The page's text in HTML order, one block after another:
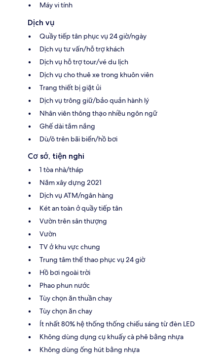
Máy vi tính
Dịch vụ
Quầy tiếp tân phục vụ 24 giờ/ngày
Dịch vụ tư vấn/hỗ trợ khách
Dịch vụ hỗ trợ tour/vé du lịch
Dịch vụ cho thuê xe trong khuôn viên
Trang thiết bị giặt ủi
Dịch vụ trông giữ/bảo quản hành lý
Nhân viên thông thạo nhiều ngôn ngữ
Ghế dài tắm nắng
Dù/ô trên bãi biển/hồ bơi
Cơ sở, tiện nghi
1 tòa nhà/tháp
Năm xây dựng 2021
Dịch vụ ATM/ngân hàng
Két an toàn ở quầy tiếp tân
Vườn trên sân thượng
Vườn
TV ở khu vực chung
Trung tâm thể thao phục vụ 24 giờ
Hồ bơi ngoài trời
Phao phun nước
Tùy chọn ăn thuần chay
Tùy chọn ăn chay
Ít nhất 80% hệ thống thống chiếu sáng từ đèn LED
Không dùng dụng cụ khuấy cà phê bằng nhựa
Không dùng ống hút bằng nhựa